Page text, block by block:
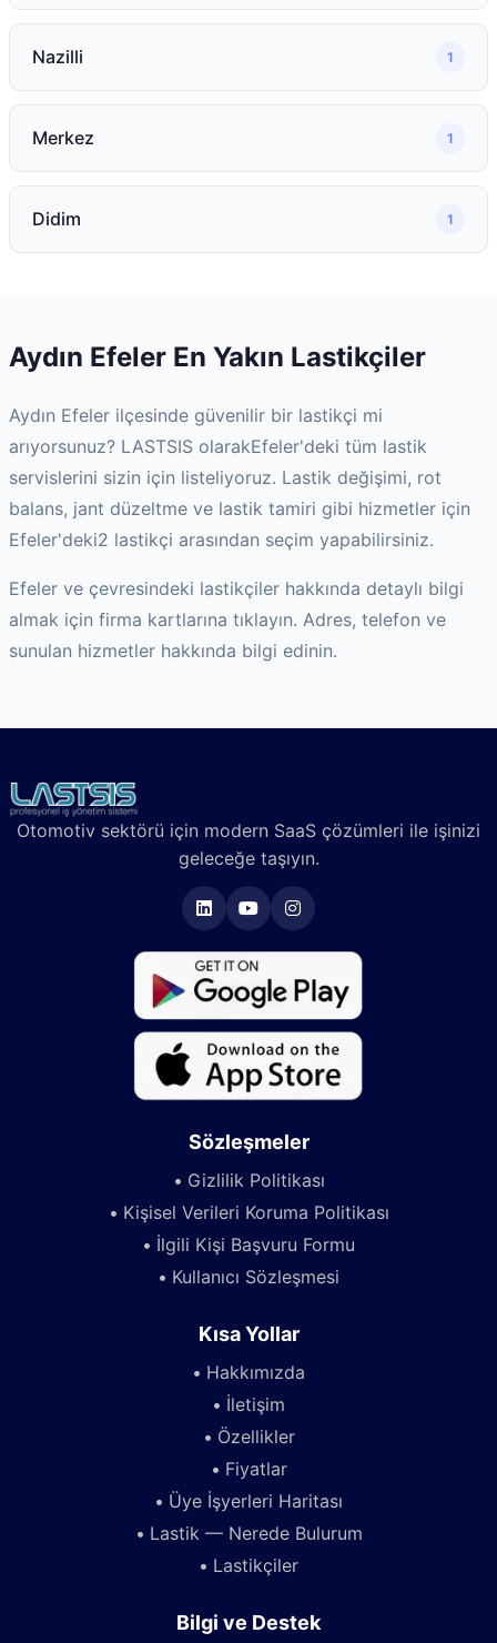
Nazilli 1
Merkez 1
Didim 1
Aydın Efeler En Yakın Lastikçiler
Aydın Efeler ilçesinde güvenilir bir lastikçi mi
arıyorsunuz? LASTSIS olarakEfeler'deki tüm lastik
servislerini sizin için listeliyoruz. Lastik değişimi, rot
balans, jant düzeltme ve lastik tamiri gibi hizmetler için
Efeler'deki2 lastikçi arasından seçim yapabilirsiniz.
Efeler ve çevresindeki lastikçiler hakkında detaylı bilgi
almak için firma kartlarına tıklayın. Adres, telefon ve
sunulan hizmetler hakkında bilgi edinin.
Otomotiv sektörü için modern SaaS çözümleri ile işinizi
geleceğe taşıyın.
Sözleşmeler
Gizlilik Politikası
Kişisel Verileri Koruma Politikası
İlgili Kişi Başvuru Formu
Kullanıcı Sözleşmesi
Kısa Yollar
Hakkımızda
İletişim
Özellikler
Fiyatlar
Üye İşyerleri Haritası
Lastik — Nerede Bulurum
Lastikçiler
Bilgi ve Destek